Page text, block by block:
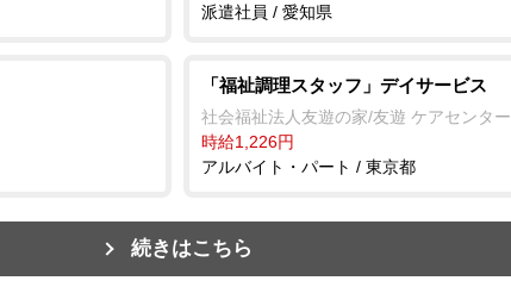
派遣社員 / 愛知県
「福祉調理スタッフ」デイサービス
社会福祉法人友遊の家/友遊 ケアセンター
時給1,226円
アルバイト・パート / 東京都
続きはこちら